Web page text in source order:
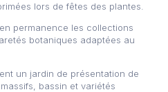
lors de fêtes des plantes.
permanence les collections
botaniques adaptées au
un jardin de présentation de
bassin et variétés